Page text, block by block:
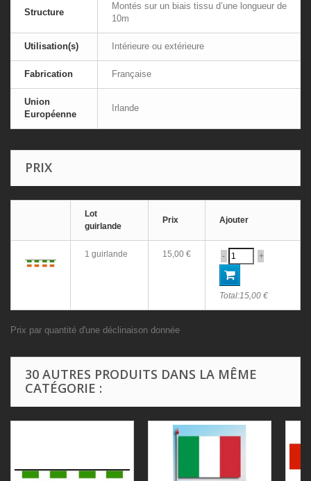
Structure
Montés sur un biais tissu d’une longueur de
10m
Utilisation(s) Intérieure ou extérieure
Fabrication Française
Union
Européenne
Irlande
PRIX
Lot
guirlande
Prix Ajouter
1 guirlande 15,00 € - +
Total:15,00 €
Prix par quantité d'une déclinaison donnée
30 AUTRES PRODUITS DANS LA MÊME
CATÉGORIE :